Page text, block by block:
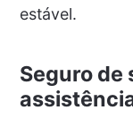
estável.
Seguro de